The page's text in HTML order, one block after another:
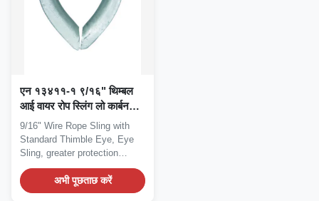
एन १३४११-१ ९/१६" थिम्बल
आई वायर रोप स्लिंग लो कार्बन
माइल्ड स्टील;
9/16" Wire Rope Sling with
Standard Thimble Eye, Eye
Sling, greater protection
against wear...
अभी पूछताछ करें